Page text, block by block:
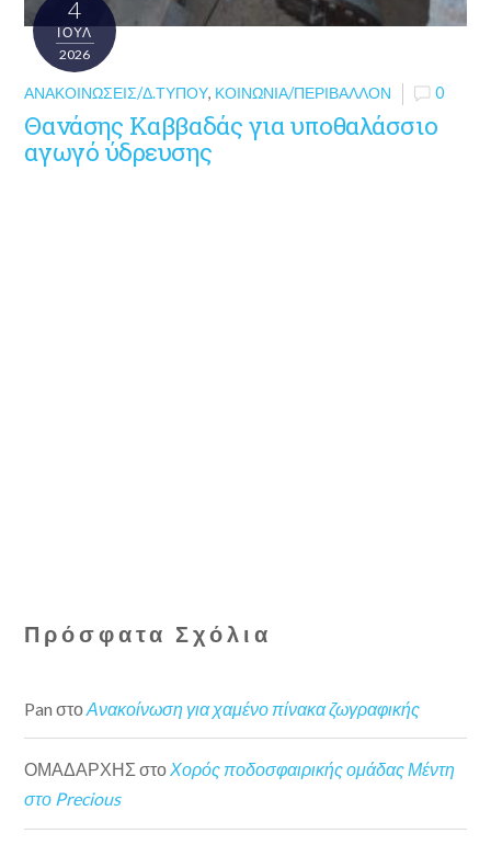
4
ΙΟΎΛ
2026
ΑΝΑΚΟΙΝΏΣΕΙΣ/Δ.ΤΎΠΟΥ, ΚΟΙΝΩΝΊΑ/ΠΕΡΙΒΆΛΛΟΝ 0
Θανάσης Καββαδάς για υποθαλάσσιο
αγωγό ύδρευσης
Πρόσφατα Σχόλια
Pan στοΑνακοίνωση για χαμένο πίνακα ζωγραφικής
ΟΜΑΔΑΡΧΗΣ στοΧορός ποδοσφαιρικής ομάδας Μέντη
στο Precious